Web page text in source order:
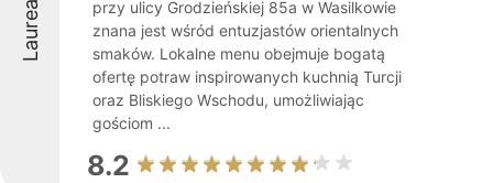
Laureaci
przy ulicy Grodzieńskiej 85a w Wasilkowie
znana jest wśród entuzjastów orientalnych
smaków. Lokalne menu obejmuje bogatą
ofertę potraw inspirowanych kuchnią Turcji
oraz Bliskiego Wschodu, umożliwiając
gościom ...
8.2